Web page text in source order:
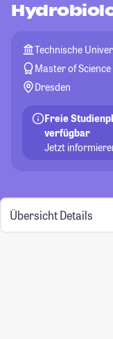
Technische
Master of Science
Dresden
Freie
verfügbar
Jetzt
Übersicht Details